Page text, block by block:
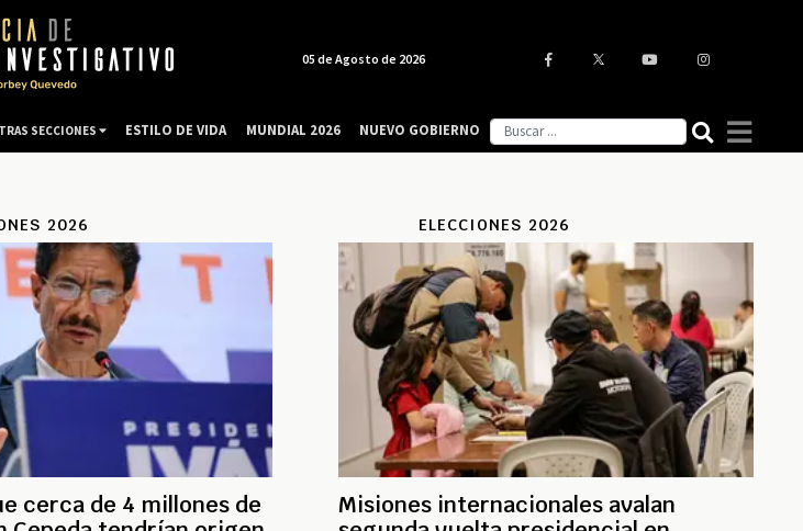
2026
cerca de 4 millones de
ELECCIONES 2026
Misiones internacionales avalan
05 de Agosto de 2026
SECCIONES ESTILO DE VIDA MUNDIAL 2026 NUEVO GOBIERNO